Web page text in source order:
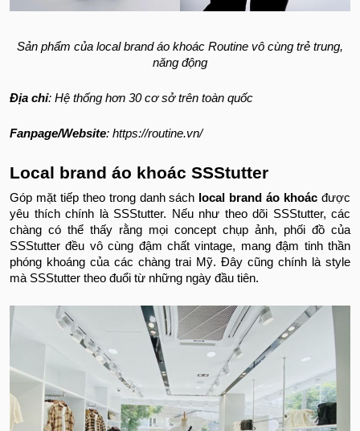
Sản phẩm của local brand áo khoác Routine vô cùng trẻ trung,
năng động
Địa chỉ: Hệ thống hơn 30 cơ sở trên toàn quốc
Fanpage/Website: https://routine.vn/
Local brand áo khoác SSStutter
Góp mặt tiếp theo trong danh sách local brand áo khoác được
yêu thích chính là SSStutter. Nếu như theo dõi SSStutter, các
chàng có thể thấy rằng mọi concept chụp ảnh, phối đồ của
SSStutter đều vô cùng đậm chất vintage, mang đậm tinh thần
phóng khoáng của các chàng trai Mỹ. Đây cũng chính là style
mà SSStutter theo đuổi từ những ngày đầu tiên.